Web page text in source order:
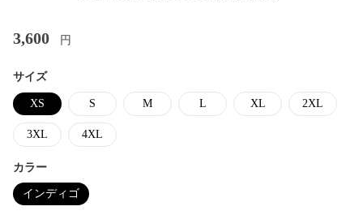
3,600 円
サイズ
XS S M L XL 2XL
3XL 4XL
カラー
インディゴ